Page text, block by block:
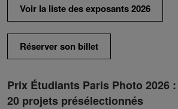
Voir la liste des exposants 2026
Réserver son billet
Prix Étudiants Paris Photo 2026
20 projets présélectionnés